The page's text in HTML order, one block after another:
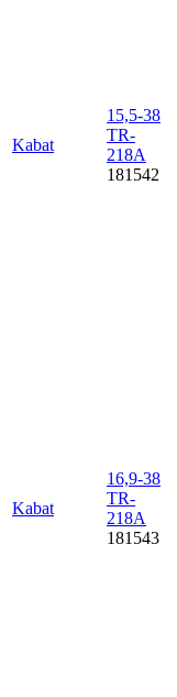
Kabat
15,5-38
TR-
218A
181542
Kabat
16,9-38
TR-
218A
181543